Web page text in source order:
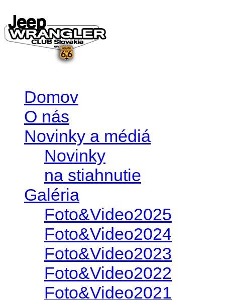
Domov
O nás
Novinky a médiá
Novinky
na stiahnutie
Galéria
Foto&Video2025
Foto&Video2024
Foto&Video2023
Foto&Video2022
Foto&Video2021